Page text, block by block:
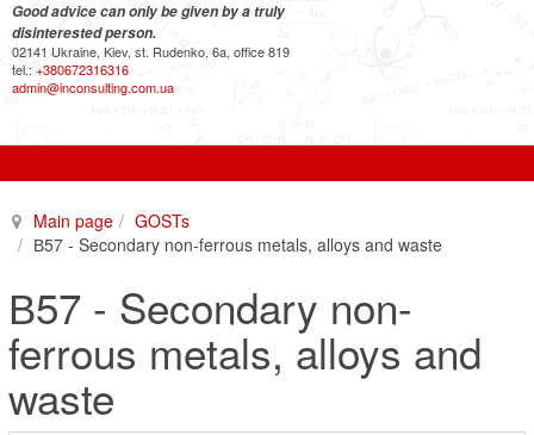
Good advice can only be given by a truly
disinterested person.
02141 Ukraine, Kiev, st. Rudenko, 6a, office 819
tel.: +380672316316
admin@inconsulting.com.ua
Main page
GOSTs
В57 - Secondary non-ferrous metals, alloys and waste
В57 - Secondary non-
ferrous metals, alloys and
waste